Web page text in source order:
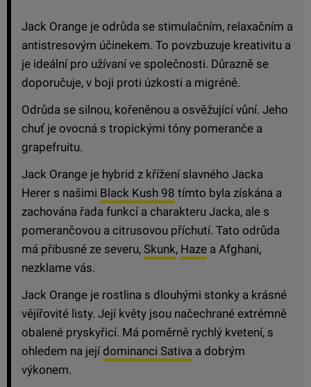
Jack Orange je odrůda se stimulačním, relaxačním a
antistresovým účinekem. To povzbuzuje kreativitu a
je ideální pro užívaní ve společnosti. Důrazně se
doporučuje, v boji proti úzkosti a migréně.
Odrůda se silnou, kořeněnou a osvěžující vůní. Jeho
chuť je ovocná s tropickými tóny pomeranče a
grapefruitu.
Jack Orange je hybrid z křížení slavného Jacka
Herer s našimi Black Kush 98 tímto byla získána a
zachována řada funkcí a charakteru Jacka, ale s
pomerančovou a citrusovou příchutí. Tato odrůda
má přibusné ze severu, Skunk, Haze a Afghani,
nezklame vás.
Jack Orange je rostlina s dlouhými stonky a krásné
vějířovité listy. Její květy jsou načechrané extrémně
obalené pryskyřicí. Má poměrně rychlý kvetení, s
ohledem na jejídominanci Sativa a dobrým
výkonem.